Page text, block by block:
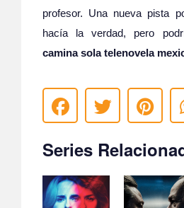
profesor. Una nueva pista
hacía la verdad, pero
camina sola telenovela
Series